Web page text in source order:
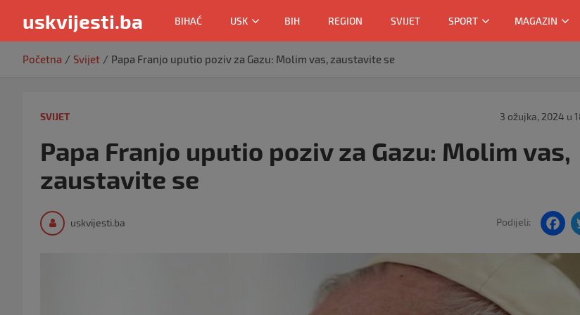
uskvijesti.ba BIHAĆ USK BIH REGION SVIJET SPORT MAGAZIN
Početna Svijet Papa Franjo uputio poziv za Gazu: Molim vas, zaustavite se
SVIJET 3 ožujka, 2024 u
Papa Franjo uputio poziv za Gazu: Molim vas,
zaustavite se
uskvijesti.ba Podijeli:
F
e